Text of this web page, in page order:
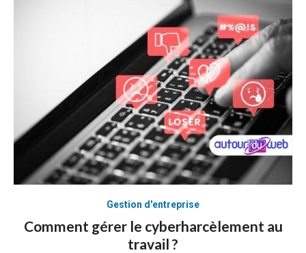
Gestion d'entreprise
Comment gérer le cyberharcèlement au
travail ?